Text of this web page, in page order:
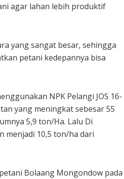
agar lahan lebih produktif
yang sangat besar, sehingga
petani kedepannya bisa
NPK Pelangi JOS 16-
yang meningkat sebesar 55
5,9 ton/Ha. Lalu Di
menjadi 10,5 ton/ha dari
Bolaang Mongondow pada